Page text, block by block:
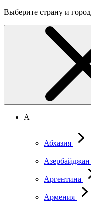
Выберите страну и город
А
Абхазия
Азербайджан
Аргентина
Армения